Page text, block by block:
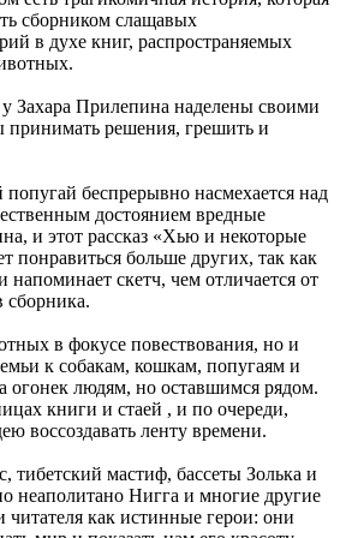
сборником слащавых
в духе книг, распространяемых
Захара Прилепина наделены своими
принимать решения, грешить и
беспрерывно насмехается над
достоянием вредные
и этот рассказ «Хью и некоторые
понравиться больше других, так как
скетч, чем отличается от
сборника.
в фокусе повествования, но и
к собакам, кошкам, попугаям и
огонек людям, но оставшимся рядом.
книги и стаей , и по очереди,
воссоздавать ленту времени.
тибетский мастиф, бассеты Золька и
неаполитано Нигга и многие другие
читателя как истинные герои: они